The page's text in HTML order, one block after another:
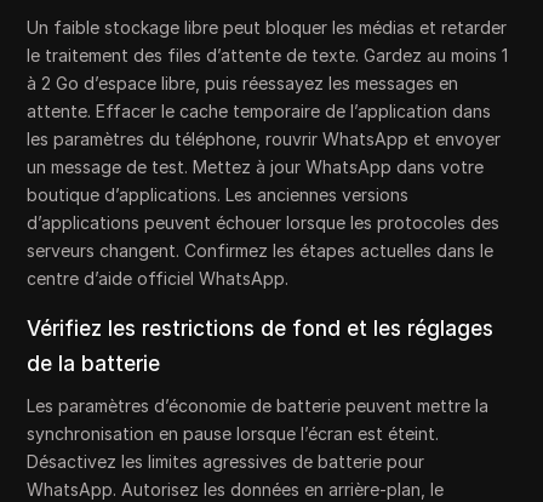
Un faible stockage libre peut bloquer les médias et retarder
le traitement des files d’attente de texte. Gardez au moins 1
à 2 Go d’espace libre, puis réessayez les messages en
attente. Effacer le cache temporaire de l’application dans
les paramètres du téléphone, rouvrir WhatsApp et envoyer
un message de test. Mettez à jour WhatsApp dans votre
boutique d’applications. Les anciennes versions
d’applications peuvent échouer lorsque les protocoles des
serveurs changent. Confirmez les étapes actuelles dans le
centre d’aide officiel WhatsApp.
Vérifiez les restrictions de fond et les réglages
de la batterie
Les paramètres d’économie de batterie peuvent mettre la
synchronisation en pause lorsque l’écran est éteint.
Désactivez les limites agressives de batterie pour
WhatsApp. Autorisez les données en arrière-plan, le